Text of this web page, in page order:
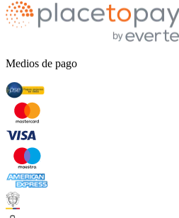
Medios de pago